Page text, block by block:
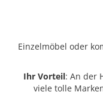
Einzelmöbel oder
Ihr Vorteil: An der
viele tolle